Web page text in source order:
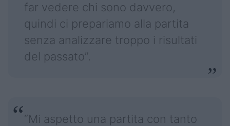
far vedere chi sono davvero,
quindi ci prepariamo alla partita
senza analizzare troppo i risultati
del passato”.
“Mi aspetto una partita con tanto